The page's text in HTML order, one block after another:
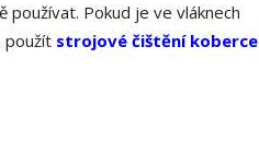
Pokud je ve vláknech
použít strojové čištění koberce